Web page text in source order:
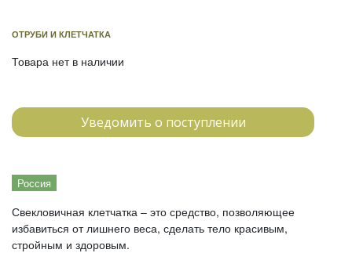
ОТРУБИ И КЛЕТЧАТКА
Товара нет в наличии
Уведомить о поступлении
Россия
Свекловичная клетчатка – это средство, позволяющее
избавиться от лишнего веса, сделать тело красивым,
стройным и здоровым.